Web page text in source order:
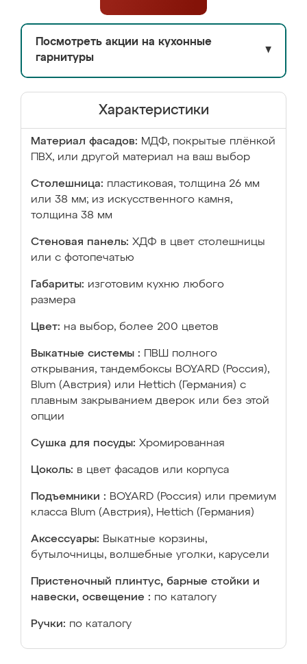
Посмотреть акции на кухонные
гарнитуры
▼
Характеристики
Материал фасадов: МДФ, покрытые плёнкой
ПВХ, или другой материал на ваш выбор
Столешница: пластиковая, толщина 26 мм
или 38 мм; из искусственного камня,
толщина 38 мм
Стеновая панель: ХДФ в цвет столешницы
или с фотопечатью
Габариты: изготовим кухню любого
размера
Цвет: на выбор, более 200 цветов
Выкатные системы :
ПВШ полного
открывания, тандембоксы BOYARD (Россия),
Blum (Австрия) или Hettich (Германия) с
плавным закрыванием дверок или без этой
опции
Сушка для посуды: Хромированная
Цоколь: в цвет фасадов или корпуса
Подъемники : BOYARD (Россия) или премиум
класса Blum (Австрия), Hettich (Германия)
Аксессуары: Выкатные корзины,
бутылочницы, волшебные уголки, карусели
Пристеночный плинтус, барные стойки и
навески, освещение : по каталогу
Ручки: по каталогу